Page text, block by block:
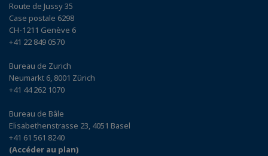
Route de Jussy 35
Case postale 6298
CH-1211 Genève 6
+41 22 849 0570
Bureau de Zurich
Neumarkt 6, 8001 Zürich
+41 44 262 1070
Bureau de Bâle
Elisabethenstrasse 23, 4051 Basel
+41 61 561 8240
(Accéder au plan)